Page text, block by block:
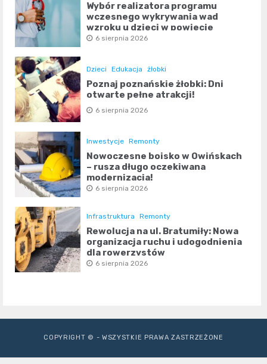
Wybór realizatora programu
wczesnego wykrywania wad
wzroku u dzieci w powiecie
poznańskim
6 sierpnia 2026
Dzieci Edukacja żłobki
Poznaj poznańskie żłobki: Dni
otwarte pełne atrakcji!
6 sierpnia 2026
Inwestycje Remonty
Nowoczesne boisko w Owińskach
– rusza długo oczekiwana
modernizacja!
6 sierpnia 2026
Infrastruktura Remonty
Rewolucja na ul. Bratumiły: Nowa
organizacja ruchu i udogodnienia
dla rowerzystów
6 sierpnia 2026
COPYRIGHT © - WSZYSTKIE PRAWA ZASTRZEŻONE